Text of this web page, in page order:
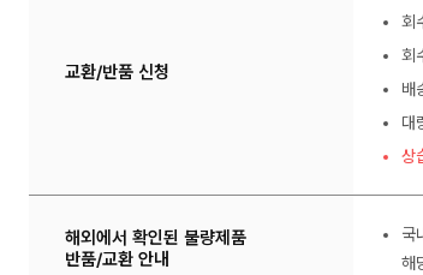
교환/반품 신청
회
회
배
대
상
해외에서 확인된 불량제품
반품/교환 안내
국
해